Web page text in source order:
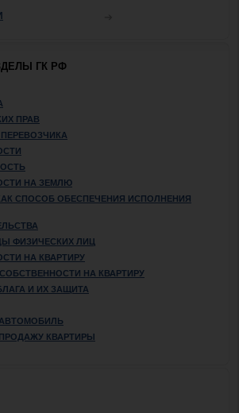
ГК РФ
ПРАВ
НА ЗЕМЛЮ
СПОСОБ ОБЕСПЕЧЕНИЯ ИСПОЛНЕНИЯ
ФИЗИЧЕСКИХ ЛИЦ
НА КВАРТИРУ
НА КВАРТИРУ
И ИХ ЗАЩИТА
КВАРТИРЫ